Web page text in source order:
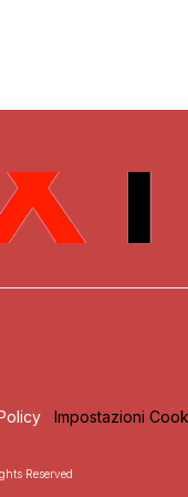
Impostazioni
Reserved